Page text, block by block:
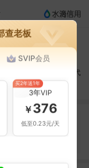
（普通合伙）的法定代
查老板
SVIP会员
3年VIP
￥376
低至0.23元/天
买2年送1年